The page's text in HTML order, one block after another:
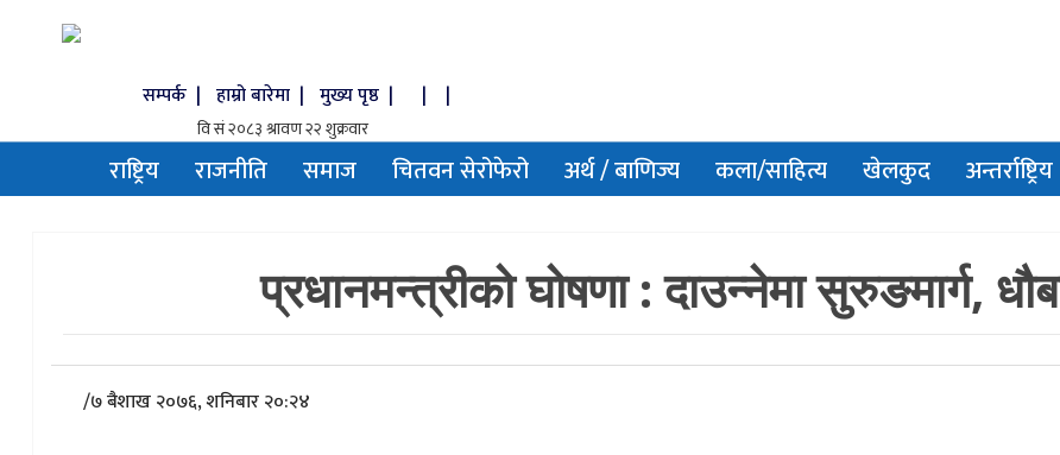
सम्पर्क | हाम्रो बारेमा | मुख्य पृष्ठ | | |
राष्ट्रिय राजनीति समाज चितवन सेरोफेरो अर्थ / बाणिज्य कला/साहित्य खेलकुद अन्तर्राष्ट्रिय
प्रधानमन्त्रीको घोषणा : दाउन्नेमा सुरुङमार्ग,
/७ बैशाख २०७६, शनिबार २०:२४